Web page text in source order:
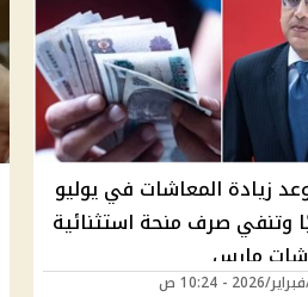
زيادة المعاشات في يوليو
وتنفي صرف منحة استثنائية
مارس